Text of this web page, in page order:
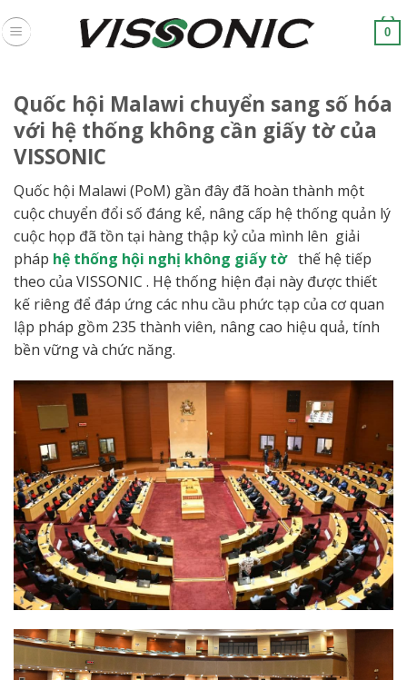
to
0
Quốc hội Malawi chuyển sang số hóa
với hệ thống không cần giấy tờ của
VISSONIC
Quốc hội Malawi (PoM) gần đây đã hoàn thành một
cuộc chuyển đổi số đáng kể, nâng cấp hệ thống quản lý
cuộc họp đã tồn tại hàng thập kỷ của mình lên giải
pháp hệ thống hội nghị không giấy tờ thế hệ tiếp
theo của VISSONIC . Hệ thống hiện đại này được thiết
kế riêng để đáp ứng các nhu cầu phức tạp của cơ quan
lập pháp gồm 235 thành viên, nâng cao hiệu quả, tính
bền vững và chức năng.